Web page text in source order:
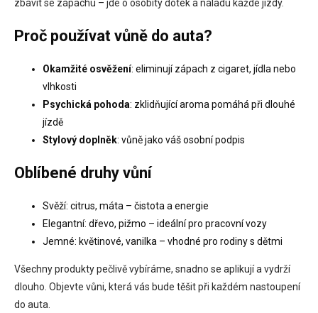
zbavit se zápachu – jde o osobitý dotek a náladu každé jízdy.
Proč používat vůně do auta?
Okamžité osvěžení: eliminují zápach z cigaret, jídla nebo
vlhkosti
Psychická pohoda: zklidňující aroma pomáhá při dlouhé
jízdě
Stylový doplněk: vůně jako váš osobní podpis
Oblíbené druhy vůní
Svěží: citrus, máta – čistota a energie
Elegantní: dřevo, pižmo – ideální pro pracovní vozy
Jemné: květinové, vanilka – vhodné pro rodiny s dětmi
Všechny produkty pečlivě vybíráme, snadno se aplikují a vydrží
dlouho. Objevte vůni, která vás bude těšit při každém nastoupení
do auta.